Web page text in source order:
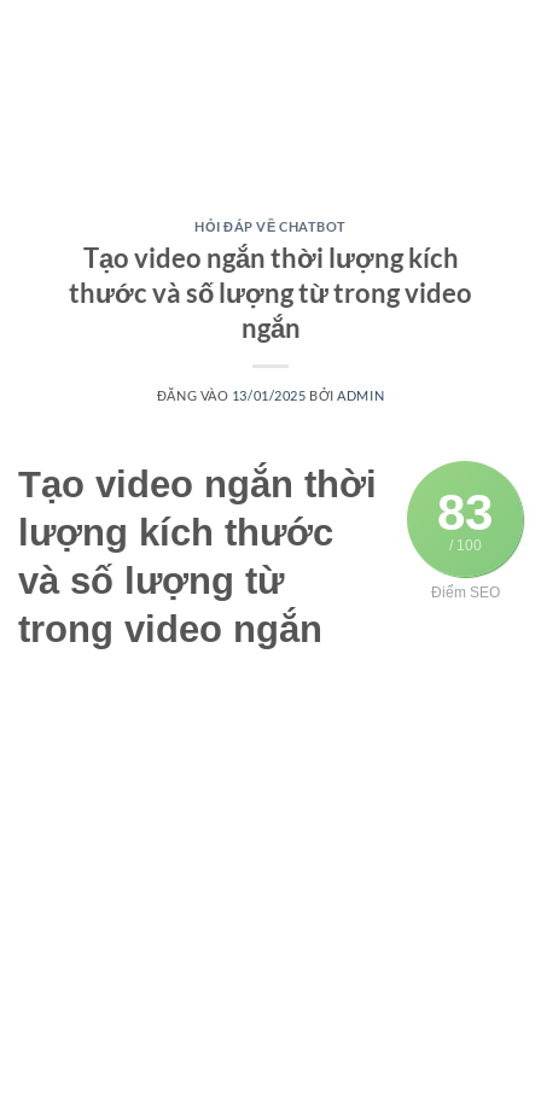
HỎI ĐÁP VỀ CHATBOT
Tạo video ngắn thời lượng kích
thước và số lượng từ trong video
ngắn
ĐĂNG VÀO 13/01/2025 BỞI ADMIN
83
/ 100
Điểm SEO
Tạo video ngắn thời
lượng kích thước
và số lượng từ
trong video ngắn